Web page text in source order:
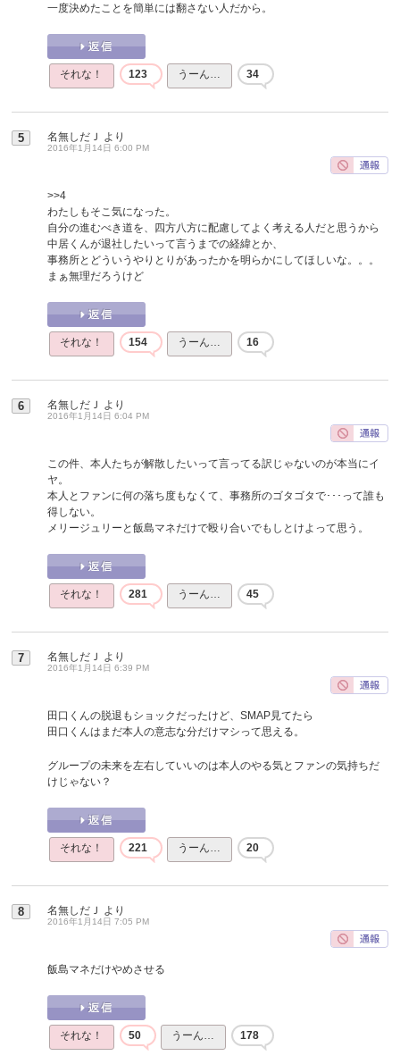
一度決めたことを簡単には翻さない人だから。
それな！ 123 うーん… 34
5 名無しだＪ より
2016年1月14日 6:00 PM
>>4
わたしもそこ気になった。
自分の進むべき道を、四方八方に配慮してよく考える人だと思うから
中居くんが退社したいって言うまでの経緯とか、
事務所とどういうやりとりがあったかを明らかにしてほしいな。。。
まぁ無理だろうけど
それな！ 154 うーん… 16
6 名無しだＪ より
2016年1月14日 6:04 PM
この件、本人たちが解散したいって言ってる訳じゃないのが本当にイ
ヤ。
本人とファンに何の落ち度もなくて、事務所のゴタゴタで･･･って誰も
得しない。
メリージュリーと飯島マネだけで殴り合いでもしとけよって思う。
それな！ 281 うーん… 45
7 名無しだＪ より
2016年1月14日 6:39 PM
田口くんの脱退もショックだったけど、SMAP見てたら
田口くんはまだ本人の意志な分だけマシって思える。
グループの未来を左右していいのは本人のやる気とファンの気持ちだ
けじゃない？
それな！ 221 うーん… 20
8 名無しだＪ より
2016年1月14日 7:05 PM
飯島マネだけやめさせる
それな！ 50 うーん… 178